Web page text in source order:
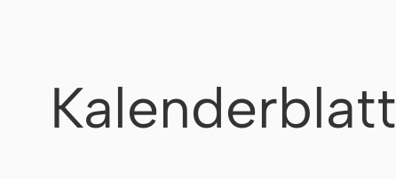
Kalenderblatt